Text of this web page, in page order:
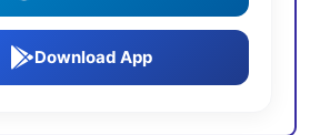
Download App